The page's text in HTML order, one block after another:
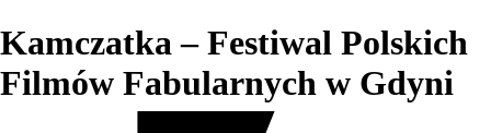
Kamczatka – Festiwal Polskich
Filmów Fabularnych w Gdyni